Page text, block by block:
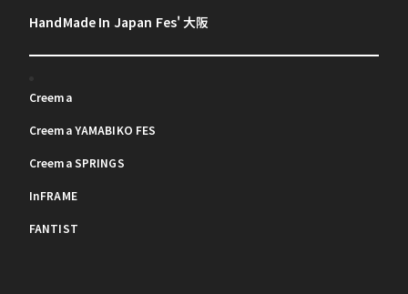
HandMade In Japan Fes' 大阪
Creema
Creema YAMABIKO FES
Creema SPRINGS
InFRAME
FANTIST